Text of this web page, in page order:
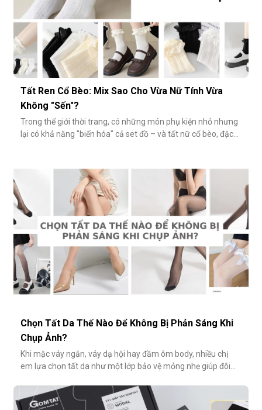
Tất Ren Cổ Bèo: Mix Sao Cho Vừa Nữ Tính Vừa
Không "Sến"?
Trong thế giới thời trang, có những món phụ kiện nhỏ nhưng
lại có khả năng "biến hóa" cả set đồ – và tất nữ cổ bèo, đặc
mác "sến súa" nếu không phối đúng cách. Vậy làm sao để
Chọn Tất Da Thế Nào Để Không Bị Phản Sáng Khi
Chụp Ảnh?
Khi mặc váy ngắn, váy dạ hội hay đầm ôm body, nhiều chị
em lựa chọn tất da như một lớp bảo vệ mỏng nhẹ giúp đôi
Tuy nhiên, không ít người gặp phải tình huống dở khóc dở
cười: đôi chân phản chiếu ánh sáng trắng loá trong ảnh, lộ rõ